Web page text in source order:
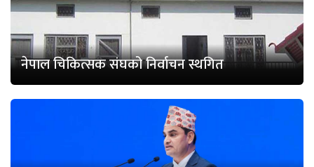
नेपाल चिकित्सक संघको निर्वाचन स्थगित